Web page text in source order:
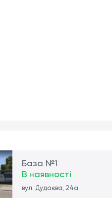
База №1
В наявності
вул. Дудаєва, 24а